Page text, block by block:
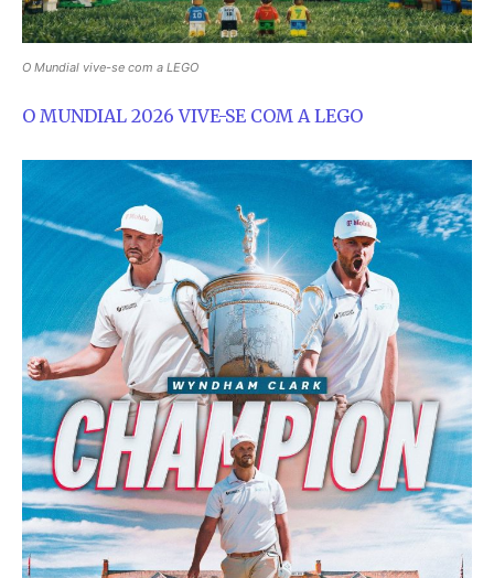
O Mundial vive-se com a LEGO
O MUNDIAL 2026 VIVE-SE COM A LEGO